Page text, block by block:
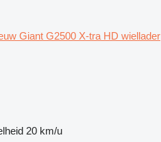
Giant G2500 X-tra HD wiellader
20 km/u